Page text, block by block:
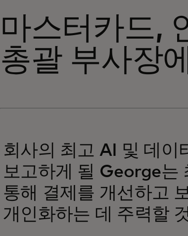
마스터카드,
총괄 부사장
회사의 최고 AI 및 데이
보고하게 될 George는
통해 결제를 개선하고
개인화하는 데 주력할